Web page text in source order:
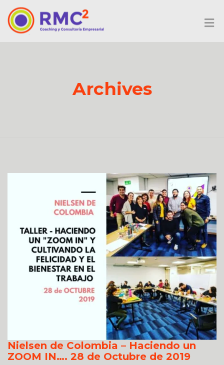
Archives
Nielsen de Colombia – Haciendo un
ZOOM IN…. 28 de Octubre de 2019